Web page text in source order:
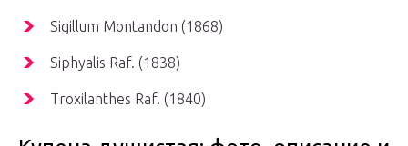
Sigillum Montandon (1868)
Siphyalis Raf. (1838)
Troxilanthes Raf. (1840)